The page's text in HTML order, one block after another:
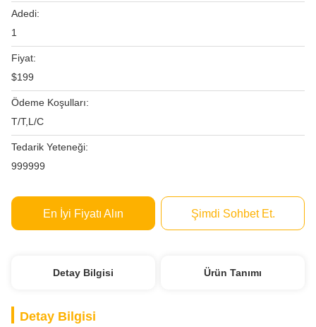
Adedi:
1
Fiyat:
$199
Ödeme Koşulları:
T/T,L/C
Tedarik Yeteneği:
999999
En İyi Fiyatı Alın Şimdi Sohbet Et.
Detay Bilgisi Ürün Tanımı
Detay Bilgisi